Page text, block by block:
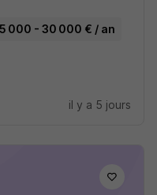
000 - 30 000 € / an
il y a 5 jours